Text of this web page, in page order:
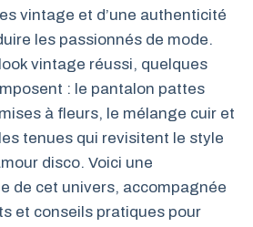
vintage et d’une authenticité
les passionnés de mode.
vintage réussi, quelques
: le pantalon pattes
à fleurs, le mélange cuir et
tenues qui revisitent le style
disco. Voici une
de cet univers, accompagnée
et conseils pratiques pour